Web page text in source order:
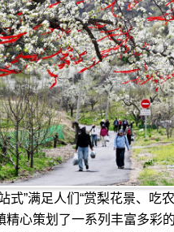
”满足人们“赏梨花景、吃
精心策划了一系列丰富多彩